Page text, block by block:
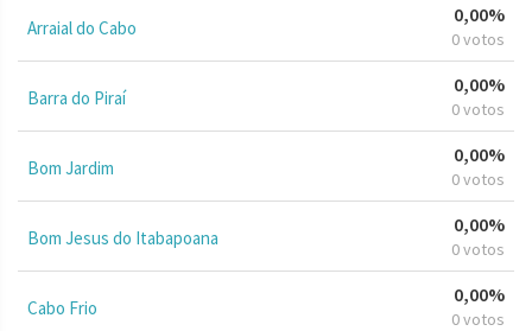
Arraial do Cabo
0,00%
0 votos
Barra do Piraí
0,00%
0 votos
Bom Jardim
0,00%
0 votos
Bom Jesus do Itabapoana
0,00%
0 votos
Cabo Frio
0,00%
0 votos